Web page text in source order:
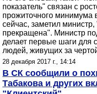
показатель" связан с
прожиточного минимума
сейчас, заметил
прекращена". Министр
делает первые шаги для
людей, живущих за
28 декабря 2017 г., 14:14
В СК сообщили о
Табакова и других